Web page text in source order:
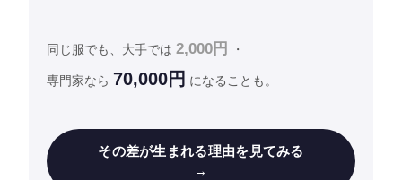
同じ服でも、大手では 2,000円 ・
専門家なら 70,000円 になることも。
その差が生まれる理由を見てみる
→